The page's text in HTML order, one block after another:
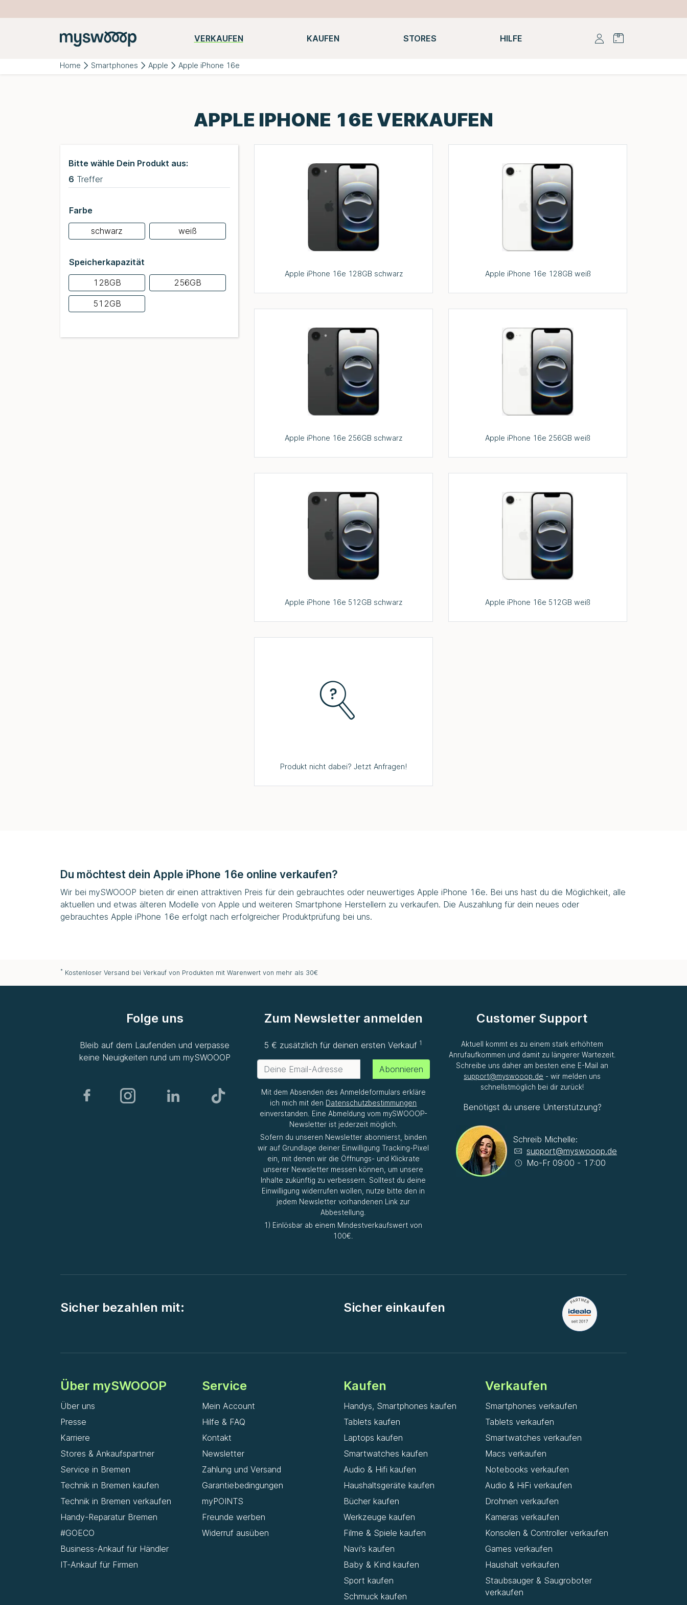
VERKAUFEN KAUFEN STORES HILFE
Beliebte
Kategorien:
iPhone Huawei Notebooks Macbooks Konsolen
Home Smartphones Apple Apple iPhone 16e
APPLE IPHONE 16E VERKAUFEN
Bitte wähle Dein Produkt aus:
6 Treffer
Farbe
schwarz
weiß
Speicherkapazität
128GB
256GB
512GB
Apple iPhone 16e 128GB schwarz Apple iPhone 16e 128GB weiß
Apple iPhone 16e 256GB schwarz Apple iPhone 16e 256GB weiß
Apple iPhone 16e 512GB schwarz Apple iPhone 16e 512GB weiß
Produkt nicht dabei? Jetzt Anfragen!
Du möchtest dein Apple iPhone 16e online verkaufen?
Wir bei mySWOOOP bieten dir einen attraktiven Preis für dein gebrauchtes oder neuwertiges Apple iPhone 16e. Bei uns hast du die Möglichkeit, alle
aktuellen und etwas älteren Modelle von Apple und weiteren Smartphone Herstellern zu verkaufen. Die Auszahlung für dein neues oder
gebrauchtes Apple iPhone 16e erfolgt nach erfolgreicher Produktprüfung bei uns.
* Kostenloser Versand bei Verkauf von Produkten mit Warenwert von mehr als 30€
Folge uns
Bleib auf dem Laufenden und verpasse
keine Neuigkeiten rund um mySWOOOP
Zum Newsletter anmelden
5 € zusätzlich für deinen ersten Verkauf 1
Abonnieren
Mit dem Absenden des Anmeldeformulars erkläre
ich mich mit den Datenschutzbestimmungen
einverstanden. Eine Abmeldung vom mySWOOOP-
Newsletter ist jederzeit möglich.
Sofern du unseren Newsletter abonnierst, binden
wir auf Grundlage deiner Einwilligung Tracking-Pixel
ein, mit denen wir die Öffnungs- und Klickrate
unserer Newsletter messen können, um unsere
Inhalte zukünftig zu verbessern. Solltest du deine
Einwilligung widerrufen wollen, nutze bitte den in
jedem Newsletter vorhandenen Link zur
Abbestellung.
1) Einlösbar ab einem Mindestverkaufswert von
100€.
Customer Support
Aktuell kommt es zu einem stark erhöhtem
Anrufaufkommen und damit zu längerer Wartezeit.
Schreibe uns daher am besten eine E-Mail an
support@myswooop.de - wir melden uns
schnellstmöglich bei dir zurück!
Benötigst du unsere Unterstützung?
Schreib Michelle:
support@myswooop.de
Mo-Fr 09:00 - 17:00
Sicher bezahlen mit: Sicher einkaufen
Über mySWOOOP
Über uns
Presse
Karriere
Stores & Ankaufspartner
Service in Bremen
Technik in Bremen kaufen
Technik in Bremen verkaufen
Handy-Reparatur Bremen
#GOECO
Business-Ankauf für Händler
IT-Ankauf für Firmen
Service
Mein Account
Hilfe & FAQ
Kontakt
Newsletter
Zahlung und Versand
Garantiebedingungen
myPOINTS
Freunde werben
Widerruf ausüben
Kaufen
Handys, Smartphones kaufen
Tablets kaufen
Laptops kaufen
Smartwatches kaufen
Audio & Hifi kaufen
Haushaltsgeräte kaufen
Bücher kaufen
Werkzeuge kaufen
Filme & Spiele kaufen
Navi's kaufen
Baby & Kind kaufen
Sport kaufen
Schmuck kaufen
Verkaufen
Smartphones verkaufen
Tablets verkaufen
Smartwatches verkaufen
Macs verkaufen
Notebooks verkaufen
Audio & HiFi verkaufen
Drohnen verkaufen
Kameras verkaufen
Konsolen & Controller verkaufen
Games verkaufen
Haushalt verkaufen
Staubsauger & Saugroboter
verkaufen